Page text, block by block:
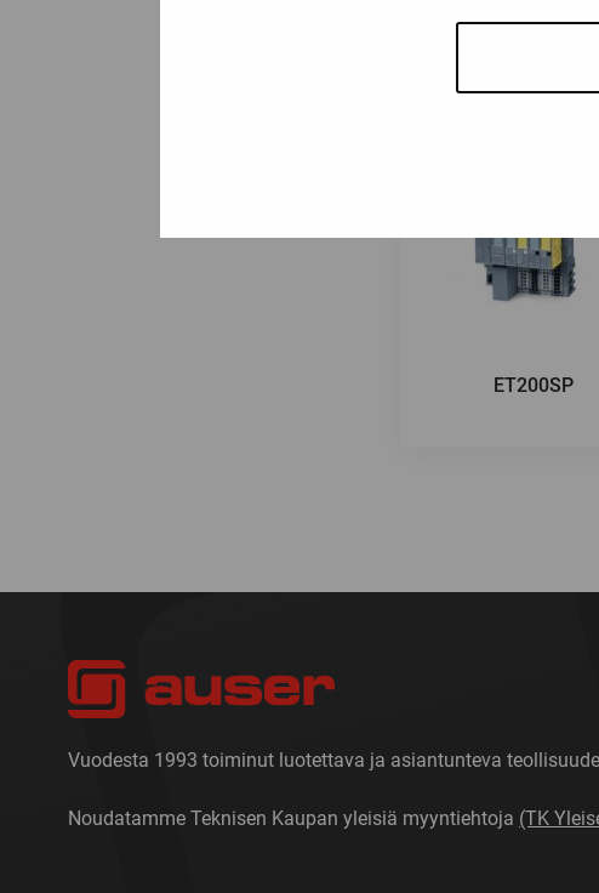
ET200SP
Vuodesta 1993 toiminut luotettava ja asiantunteva
Noudatamme Teknisen Kaupan yleisiä myyntiehtoja (TK